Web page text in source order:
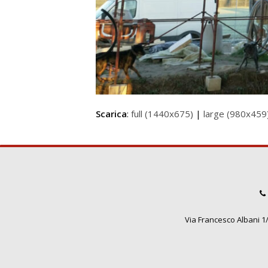
Scarica: full (1440x675) | large
Via Francesco Albani 1/